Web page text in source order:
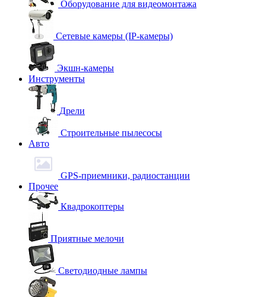
Оборудование для видеомонтажа
Сетевые камеры (IP-камеры)
Экшн-камеры
Инструменты
Дрели
Строительные пылесосы
Авто
GPS-приемники, радиостанции
Прочее
Квадрокоптеры
Приятные мелочи
Светодиодные лампы